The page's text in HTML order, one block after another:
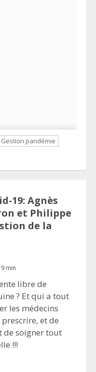
Gestion pandémie
19: Agnès
et Philippe
de la
min
libre de
? Et qui a tout
les médecins
et de
de soigner tout
!!!